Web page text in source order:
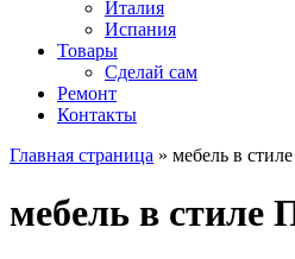
Италия
Испания
Товары
Сделай сам
Ремонт
Контакты
Главная страница » мебель в
мебель в стиле